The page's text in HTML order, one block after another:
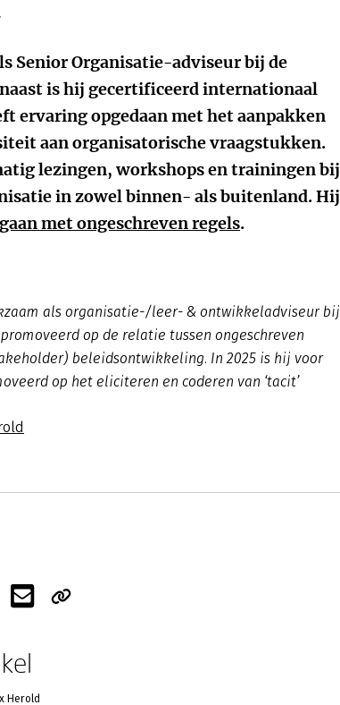
Senior Organisatie-adviseur bij de
is hij gecertificeerd internationaal
ervaring opgedaan met het aanpakken
aan organisatorische vraagstukken.
lezingen, workshops en trainingen bij
in zowel binnen- als buitenland. Hij
met ongeschreven regels.
als organisatie-/leer- & ontwikkeladviseur bij
op de relatie tussen ongeschreven
beleidsontwikkeling. In 2025 is hij voor
op het eliciteren en coderen van ‘tacit’
Herold